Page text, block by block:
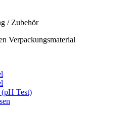
/ Zubehör
Verpackungsmaterial
Test)